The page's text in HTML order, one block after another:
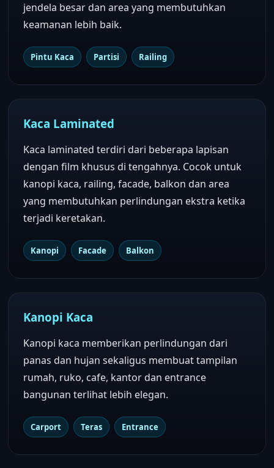
jendela besar dan area yang membutuhkan
keamanan lebih baik.
Pintu Kaca Partisi Railing
Kaca Laminated
Kaca laminated terdiri dari beberapa lapisan
dengan film khusus di tengahnya. Cocok untuk
kanopi kaca, railing, facade, balkon dan area
yang membutuhkan perlindungan ekstra ketika
terjadi keretakan.
Kanopi Facade Balkon
Kanopi Kaca
Kanopi kaca memberikan perlindungan dari
panas dan hujan sekaligus membuat tampilan
rumah, ruko, cafe, kantor dan entrance
bangunan terlihat lebih elegan.
Carport Teras Entrance